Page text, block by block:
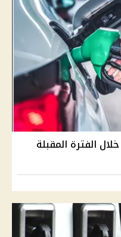
الفترة المقبلة